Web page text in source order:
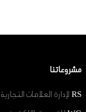
مشروعاتنا
RS لإدارة العلامات التجارية